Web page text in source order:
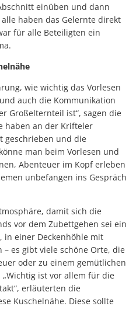
einüben und dann
haben das Gelernte direkt
für alle Beteiligten ein
wie wichtig das Vorlesen
auch die Kommunikation
Großelternteil ist“, sagen die
haben an der Krifteler
geschrieben und die
man beim Vorlesen und
Abenteuer im Kopf erleben
unbefangen ins Gespräch
damit sich die
vor dem Zubettgehen sei ein
in einer Deckenhöhle mit
es gibt viele schöne Orte, die
oder zu einem gemütlichen
„Wichtig ist vor allem für die
erläuterten die
Kuschelnähe. Diese sollte